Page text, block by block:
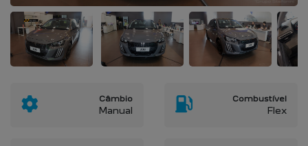
Câmbio
Manual
Combustível
Flex